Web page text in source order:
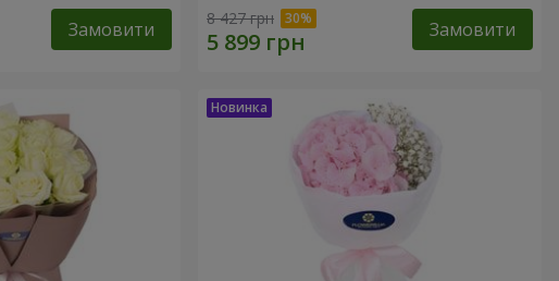
Замовити 8 427 грн Замовити